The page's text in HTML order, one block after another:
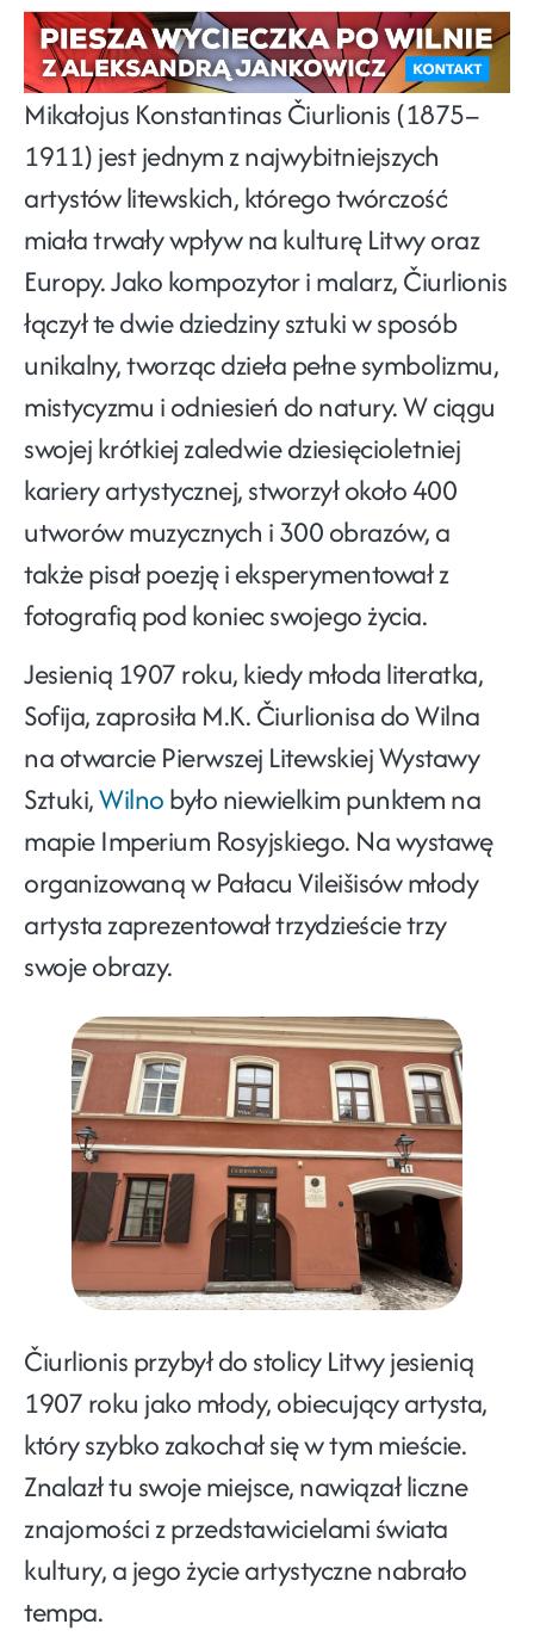
Mikałojus Konstantinas Čiurlionis (1875–
1911) jest jednym z najwybitniejszych
artystów litewskich, którego twórczość
miała trwały wpływ na kulturę Litwy oraz
Europy. Jako kompozytor i malarz, Čiurlionis
łączył te dwie dziedziny sztuki w sposób
unikalny, tworząc dzieła pełne symbolizmu,
mistycyzmu i odniesień do natury. W ciągu
swojej krótkiej zaledwie dziesięcioletniej
kariery artystycznej, stworzył około 400
utworów muzycznych i 300 obrazów, a
także pisał poezję i eksperymentował z
fotografią pod koniec swojego życia.
Jesienią 1907 roku, kiedy młoda literatka,
Sofija, zaprosiła M.K. Čiurlionisa do Wilna
na otwarcie Pierwszej Litewskiej Wystawy
Sztuki,Wilnobyło niewielkim punktem na
mapie Imperium Rosyjskiego. Na wystawę
organizowaną w Pałacu Vileišisów młody
artysta zaprezentował trzydzieście trzy
swoje obrazy.
Čiurlionis przybył do stolicy Litwy jesienią
1907 roku jako młody, obiecujący artysta,
który szybko zakochał się w tym mieście.
Znalazł tu swoje miejsce, nawiązał liczne
znajomości z przedstawicielami świata
kultury, a jego życie artystyczne nabrało
tempa.